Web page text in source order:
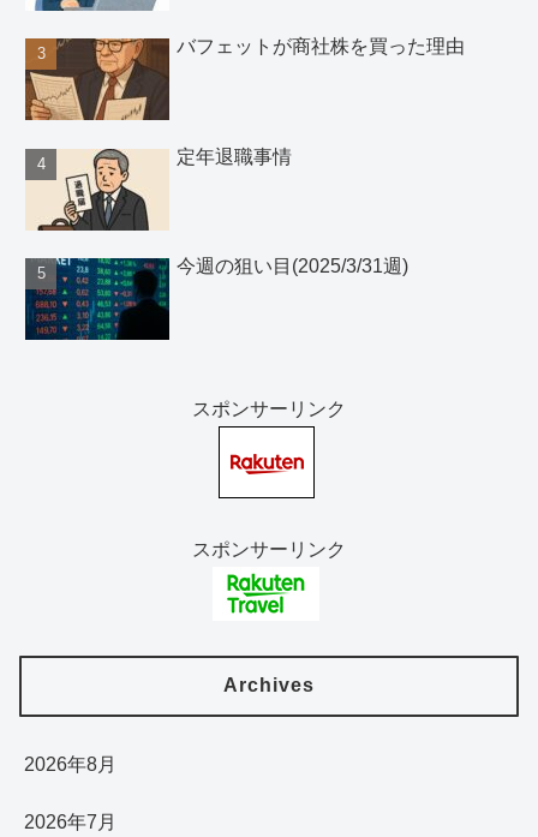
バフェットが商社株を買った理由
定年退職事情
今週の狙い目(2025/3/31週)
スポンサーリンク
スポンサーリンク
Archives
2026年8月
2026年7月